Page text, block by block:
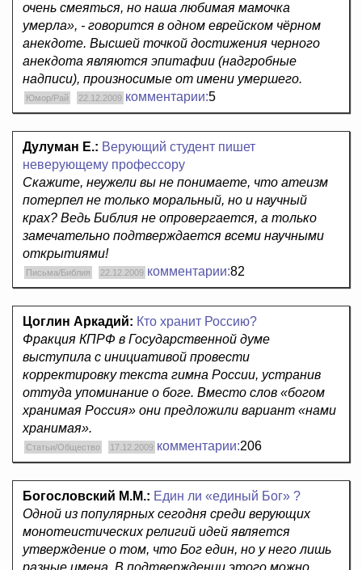
очень смеяться, но наша любимая мамочка
умерла», - говорится в одном еврейском чёрном
анекдоте. Высшей точкой достижения черного
анекдота являются эпитафии (надгробные
надписи), произносимые от имени умершего.
Юмор/Рай 22.12.2009 комментарии:5
Дулуман Е.: Верующий студент пишет
неверующему профессору
Скажите, неужели вы не понимаете, что атеизм
потерпел не только моральный, но и научный
крах? Ведь Библия не опровергается, а только
замечательно подтверждается всеми научными
открытиями!
Письма/Библия 22.12.2009 комментарии:82
Цоглин Аркадий: Кто хранит Россию?
Фракция КПРФ в Государственной думе
выступила с инициативой провести
корректировку текста гимна России, устранив
оттуда упоминание о боге. Вместо слов «богом
хранимая Россия» они предложили вариант «нами
хранимая».
Статьи/Общество 17.12.2009 комментарии:206
Богословский М.М.: Един ли «единый Бог» ?
Одной из популярных сегодня среди верующих
монотеистических религий идей является
утверждение о том, что Бог един, но у него лишь